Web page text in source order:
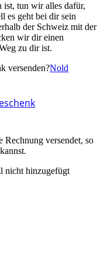
ist, tun wir alles dafür,
es geht bei dir sein
der Schweiz mit der
wir dir einen
zu dir ist.
versenden?Nold
Rechnung versendet, so
nicht hinzugefügt